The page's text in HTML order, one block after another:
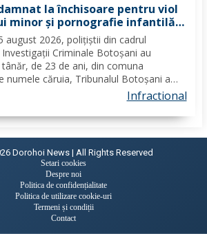
la închisoare pentru viol
minor și pornografie infantilă,
polițiști
august 2026, polițiștii din cadrul
Investigații Criminale Botoșani au
de 23 de ani, din comuna
numele căruia, Tribunalul Botoșani a
de executare a pedepsei cu
Tânărul a fost condamnat la 4 ani și 5 luni
Infractional
Dorohoi News | All Rights Reserved
Setari cookies
Despre noi
Politica de confidențialitate
Politica de utilizare cookie-uri
Termeni și condiții
Contact